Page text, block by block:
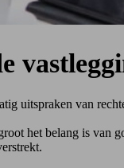
uitspraken van
het belang is van